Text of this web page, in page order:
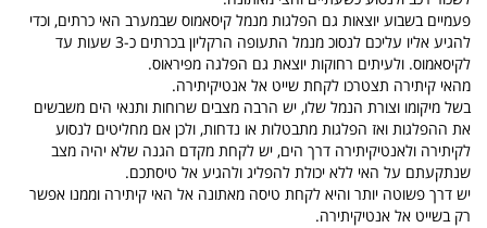
פעמיים בשבוע יוצאות גם הפלגות מנמל קיסאמוס שבמערב האי כרתים, וכדי
להגיע אליו עליכם לנסוכ מנמל התעופה הרקליון בכרתים כ-3 שעות עד
לקיסאמוס. ולעיתים רחוקות יוצאת גם הפלגה מפיראוס.
מהאי קיתירה תצטרכו לקחת שייט אל אנטיקיתירה.
בשל מיקומו וצורת הנמל שלו, יש הרבה מצבים שרוחות ותנאי הים משבשים
את ההפלגות ואז הפלגות מתבטלות או נדחות, ולכן אם מחליטים לנסוע
לקיתירה ולאנטיקיתירה דרך הים, יש לקחת מקדם הגנה שלא יהיה מצב
שנתקעתם על האי ללא יכולת להפליג ולהגיע אל טיסתכם.
יש דרך פשוטה יותר והיא לקחת טיסה מאתונה אל האי קיתירה וממנו אפשר
רק בשייט אל אנטיקיתירה.